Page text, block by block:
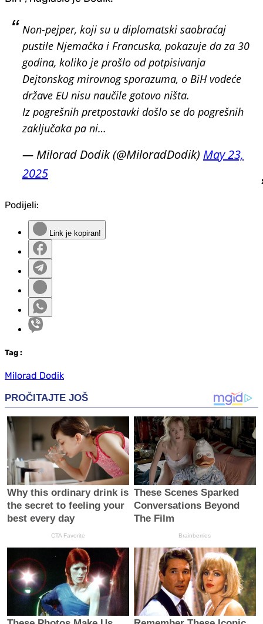
Non-pejper, koji su u diplomatski saobraćaj
pustile Njemačka i Francuska, pokazuje da za 30
godina, koliko je prošlo od potpisivanja
Dejtonskog mirovnog sporazuma, o BiH vodeće
države EU nisu naučile gotovo ništa.
Iz pogrešnih pretpostavki došlo se do pogrešnih
zaključaka pa ni…
— Milorad Dodik (@MiloradDodik) May 23,
2025
Podijeli:
Link je kopiran!
Tag :
Milorad Dodik